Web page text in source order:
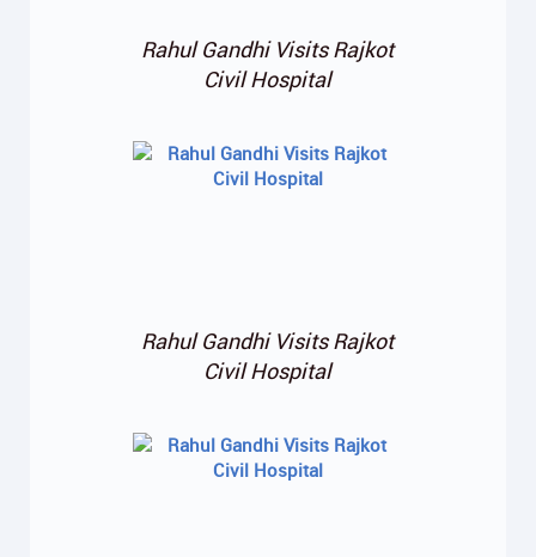
Rahul Gandhi Visits Rajkot
Civil Hospital
Rahul Gandhi Visits Rajkot
Civil Hospital